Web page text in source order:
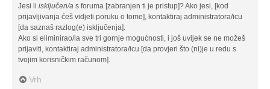
Jesi li isključen/a s foruma [zabranjen ti je pristup]? Ako jesi, [kod
prijavljivanja ćeš vidjeti poruku o tome], kontaktiraj administratora/icu
[da saznaš razlog(e) isključenja].
Ako si eliminirao/la sve tri gornje mogućnosti, i još uvijek se ne možeš
prijaviti, kontaktiraj administratora/icu [da provjeri što (ni)je u redu s
tvojim korisničkim računom].
Vrh